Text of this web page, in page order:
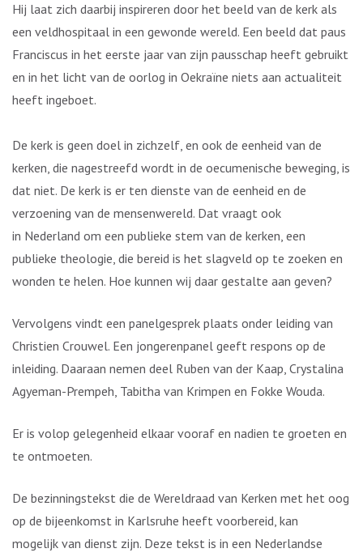
Hij laat zich daarbij inspireren door het beeld van de kerk als
een veldhospitaal in een gewonde wereld. Een beeld dat paus
Franciscus in het eerste jaar van zijn pausschap heeft gebruikt
en in het licht van de oorlog in Oekraïne niets aan actualiteit
heeft ingeboet.
De kerk is geen doel in zichzelf, en ook de eenheid van de
kerken, die nagestreefd wordt in de oecumenische beweging, is
dat niet. De kerk is er ten dienste van de eenheid en de
verzoening van de mensenwereld. Dat vraagt ook
in Nederland om een publieke stem van de kerken, een
publieke theologie, die bereid is het slagveld op te zoeken en
wonden te helen. Hoe kunnen wij daar gestalte aan geven?
Vervolgens vindt een panelgesprek plaats onder leiding van
Christien Crouwel. Een jongerenpanel geeft respons op de
inleiding. Daaraan nemen deel Ruben van der Kaap, Crystalina
Agyeman-Prempeh, Tabitha van Krimpen en Fokke Wouda.
Er is volop gelegenheid elkaar vooraf en nadien te groeten en
te ontmoeten.
De bezinningstekst die de Wereldraad van Kerken met het oog
op de bijeenkomst in Karlsruhe heeft voorbereid, kan
mogelijk van dienst zijn. Deze tekst is in een Nederlandse